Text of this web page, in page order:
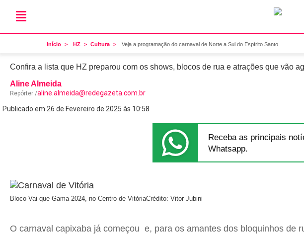
Início HZ Cultura Veja a programação do carnaval de Norte a Sul do Espírito Santo
Folia no ES
Veja a programação do carnaval de
Confira a lista que HZ preparou com os shows, blocos de rua e atrações que vão
Aline Almeida
Repórter /aline.almeida@redegazeta.com.br
Publicado em 26 de Fevereiro de 2025 às 10:58
Receba as principais
Whatsapp.
Bloco Vai que Gama 2024, no Centro de VitóriaCrédito: Vitor Jubini
O carnaval capixaba já começou e, para os amantes dos bloquinhos